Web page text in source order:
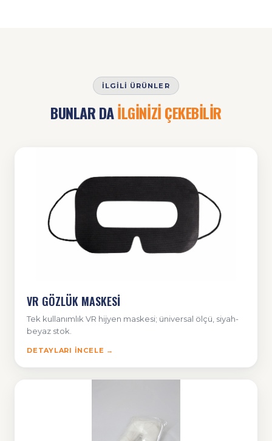
İLGILI ÜRÜNLER
BUNLAR DAİLGİNİZİ ÇEKEBİLİR
VR GÖZLÜK MASKESİ
Tek kullanımlık VR hijyen maskesi; üniversal ölçü, siyah-
beyaz stok.
DETAYLARI İNCELE →